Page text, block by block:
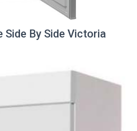
Side By Side Victoria